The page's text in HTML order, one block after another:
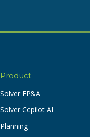
Product
Solver FP&A
Solver Copilot AI
Planning